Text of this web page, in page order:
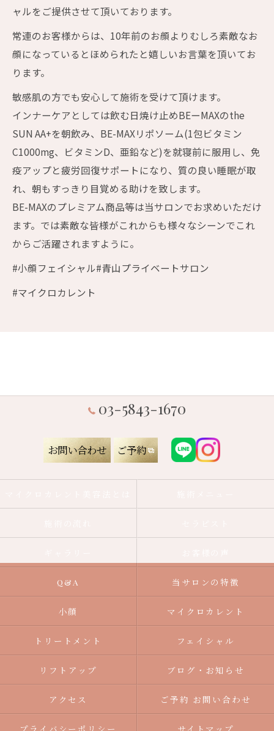
ャルをご提供させて頂いております。
常連のお客様からは、10年前のお顔よりむしろ素敵なお
顔になっているとほめられたと嬉しいお言葉を頂いてお
ります。
敏感肌の方でも安心して施術を受けて頂けます。
インナーケアとしては飲む日焼け止めBEーMAXのthe
SUN AA+を朝飲み、BE-MAXリポソーム(1包ビタミン
C1000mg、ビタミンD、亜鉛など)を就寝前に服用し、免
疫アップと疲労回復サポートになり、質の良い睡眠が取
れ、朝もすっきり目覚める助けを致します。
BE-MAXのプレミアム商品等は当サロンでお求めいただけ
ます。では素敵な皆様がこれからも様々なシーンでこれ
からご活躍されますように。
#小顔フェイシャル#青山プライベートサロン
#マイクロカレント
03-5843-1670
お問い合わせ ご予約
Q&A 当サロンの特徴
小顔 マイクロカレント
トリートメント フェイシャル
リフトアップ ブログ・お知らせ
アクセス ご予約 お問い合わせ
プライバシーポリシー サイトマップ